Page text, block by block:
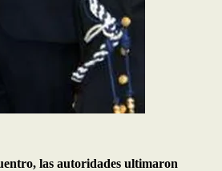
las autoridades ultimaron